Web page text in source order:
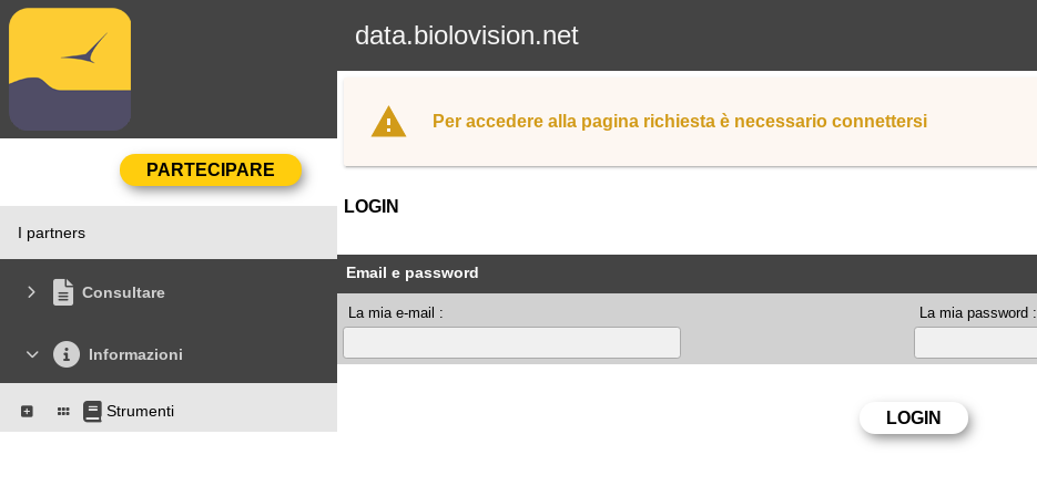
data.biolovision.net
I partners
Consultare
Informazioni
Strumenti
Per accedere alla pagina richiesta è necessario connettersi
LOGIN
Email e password
La mia e-mail : La mia password :